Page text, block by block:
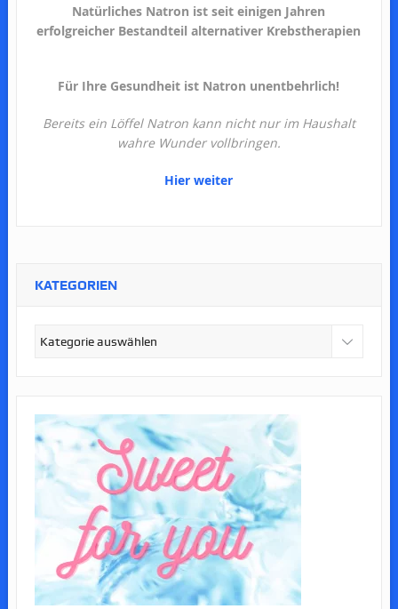
Natürliches Natron ist seit einigen Jahren
erfolgreicher Bestandteil alternativer Krebstherapien
Für Ihre Gesundheit ist Natron unentbehrlich!
Bereits ein Löffel Natron kann nicht nur im Haushalt
wahre Wunder vollbringen.
Hier weiter
KATEGORIEN